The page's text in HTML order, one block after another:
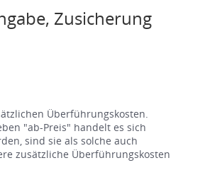
Zusicherung
Überführungskosten.
"ab-Preis" handelt es sich
sind sie als solche auch
zusätzliche Überführungskosten